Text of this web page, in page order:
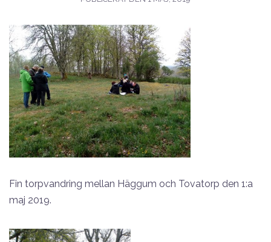
Fin torpvandring mellan Häggum och Tovatorp den 1:a
maj 2019.